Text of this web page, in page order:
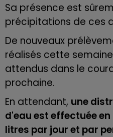
Sa présence est
précipitations de ces
De nouveaux
réalisés cette
attendus dans le
prochaine.
En attendant, une
d'eau est effectuée en
litres par jour et par